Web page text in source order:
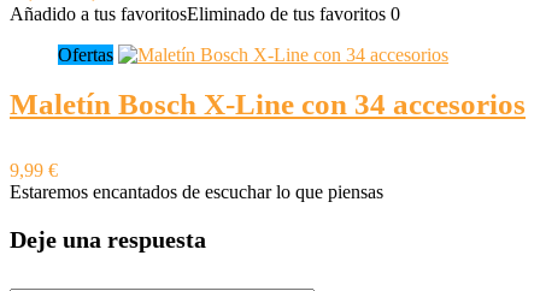
Añadido a tus favoritosEliminado de tus favoritos 0
Ofertas
Maletín Bosch X-Line con 34 accesorios
9,99 €
Estaremos encantados de escuchar lo que piensas
Deje una respuesta